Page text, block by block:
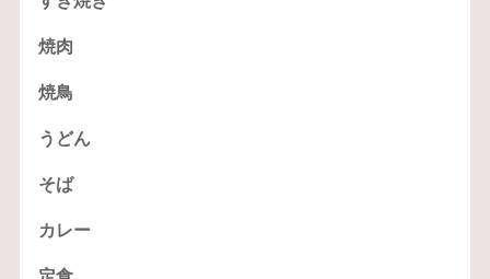
焼肉
焼鳥
うどん
そば
カレー